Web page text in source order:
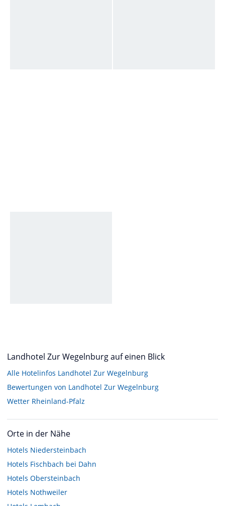
Landhotel Zur Wegelnburg auf einen Blick
Alle Hotelinfos Landhotel Zur Wegelnburg
Bewertungen von Landhotel Zur Wegelnburg
Wetter Rheinland-Pfalz
Orte in der Nähe
Hotels Niedersteinbach
Hotels Fischbach bei Dahn
Hotels Obersteinbach
Hotels Nothweiler